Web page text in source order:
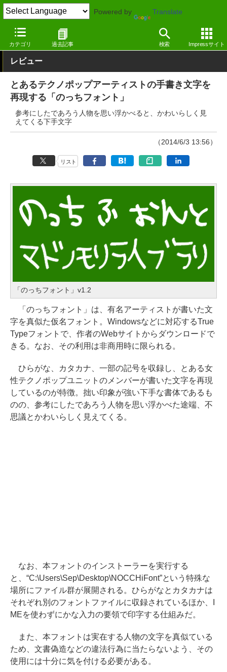
Powered by Translate
カテゴリ 過去記事 検索 Impressサイト
窓の杜 オフィス・ドキュメント 日本語（仮名のみ）
レビュー
とあるテクノポップアーティストの手書き文字を
再現する「のっちフォント」
参考にしたであろう人物を思い浮かべると、かわいらしく見
えてくる下手文字
（2014/6/3 13:56）
リスト
「のっちフォント」v1.2
「のっちフォント」は、有名アーティストが書いた文
字を真似た仮名フォント。Windowsなどに対応するTrue
Typeフォントで、作者のWebサイトからダウンロードで
きる。なお、その利用は非商用時に限られる。
ひらがな、カタカナ、一部の記号を収録し、とある女
性テクノポップユニットのメンバーが書いた文字を再現
しているのが特徴。拙い印象が強い下手な書体であるも
のの、参考にしたであろう人物を思い浮かべた途端、不
思議とかわいらしく見えてくる。
なお、本フォントのインストーラーを実行する
と、“C:\Users\Sep\Desktop\NOCCHiFont”という特殊な
場所にファイル群が展開される。ひらがなとカタカナは
それぞれ別のフォントファイルに収録されているほか、I
MEを使わずにかな入力の要領で印字する仕組みだ。
また、本フォントは実在する人物の文字を真似ている
ため、文書偽造などの違法行為に当たらないよう、その
使用には十分に気を付ける必要がある。